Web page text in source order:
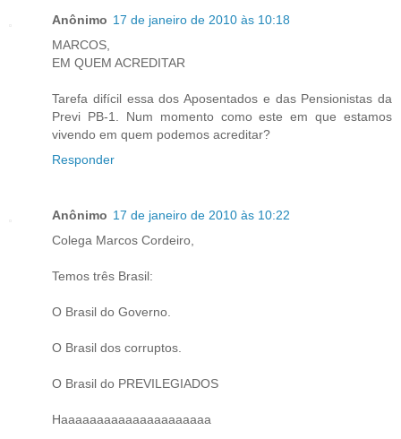
Anônimo 17 de janeiro de 2010 às 10:18
MARCOS,
EM QUEM ACREDITAR
Tarefa difícil essa dos Aposentados e das Pensionistas da
Previ PB-1. Num momento como este em que estamos
vivendo em quem podemos acreditar?
Responder
Anônimo 17 de janeiro de 2010 às 10:22
Colega Marcos Cordeiro,
Temos três Brasil:
O Brasil do Governo.
O Brasil dos corruptos.
O Brasil do PREVILEGIADOS
Haaaaaaaaaaaaaaaaaaaaa